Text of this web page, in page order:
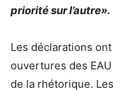
priorité sur l’autre».
Les déclarations
ouvertures des
de la rhétorique.